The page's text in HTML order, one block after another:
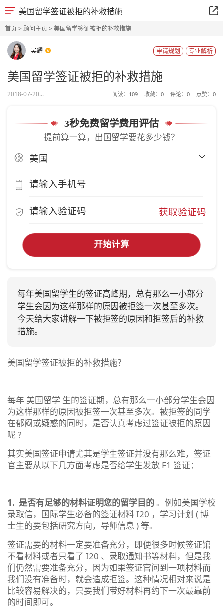
美国留学签证被拒的补救措施
首页> 顾问主页> 美国留学签证被拒的补救措施
吴耀 专业解析
申请规划
美国留学签证被拒的补救措施
2018-07-20... 阅读： 109 收藏： 0 评论： 0 点赞： 0
3秒免费留学费用评估
提前算一算，出国留学要花多少钱？
获取验证码
开始计算
每年美国留学生的签证高峰期，总有那么一小部分
学生会因为这样那样的原因被拒签一次甚至多次。
今天给大家讲解一下被拒签的原因和拒签后的补救
措施。
美国留学签证被拒的补救措施？
每年 美国留学 生的签证期，总有那么一小部分学生会因
为这样那样的原因被拒签一次甚至多次。被拒签的同学
在郁闷或疑惑的同时，是否认真考虑过签证被拒的原因
呢 ?
其实美国签证申请尤其是学生签证并没有那么难，签证
官主要从以下几方面考虑是否给学生发放 F1 签证：
1. 是否有足够的材料证明您的留学目的。例如美国学校
录取信，国际学生必备的签证材料 I20 ，学习计划 ( 博
士生的要包括研究方向，导师信息 ) 等。
签证需要的材料一定要准备充分，即便很多时候签证馆
不看材料或者只看了 I20 、录取通知书等材料，但是我
们仍然需要准备充分，因为如果签证官问到一项材料而
我们没有准备时，就会造成拒签。这种情况相对来说是
比较容易解决的，只要我们带好材料再约下一次最靠前
的时间即可。